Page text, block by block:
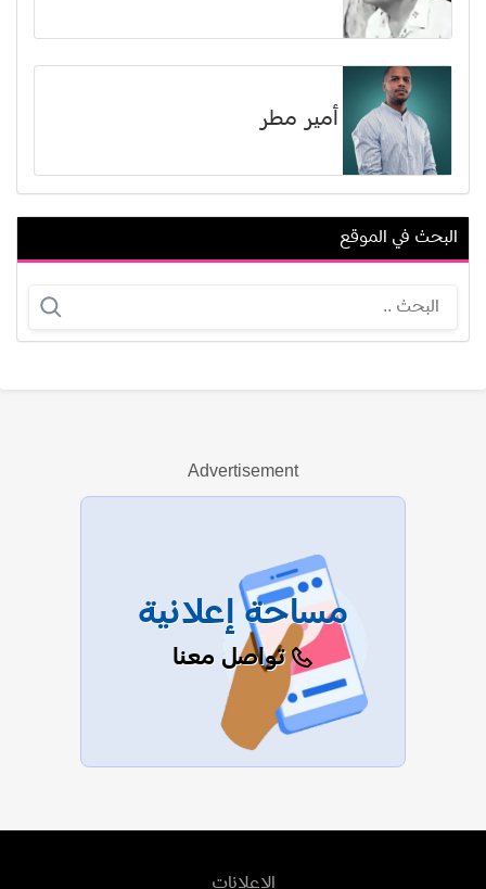
أمير مطر
عبدالله عباس
عرض الكل
البحث في الموقع
Advertisement
مساحة إعلانية
تواصل معنا
الإعلانات